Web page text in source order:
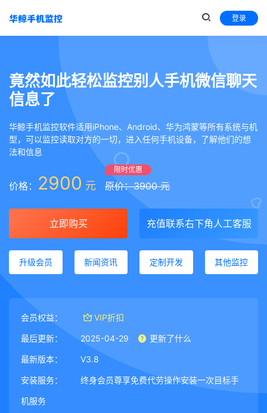
登录
竟然如此轻松监控别人手机微信聊天
信息了
华鲸手机监控软件适用iPhone、Android、华为鸿蒙等所有系统与机
型，可以监控读取对方的一切，进入任何手机设备，了解他们的想
法和信息
价格： 2900 元
限时优惠
原价：3900 元
立即购买 充值联系右下角人工客服
升级会员 新闻资讯 定制开发 其他监控
会员权益： VIP折扣
最后更新： 2025-04-29 更新了什么
最新版本： V3.8
安装服务： 终身会员尊享免费代劳操作安装一次目标手
机服务